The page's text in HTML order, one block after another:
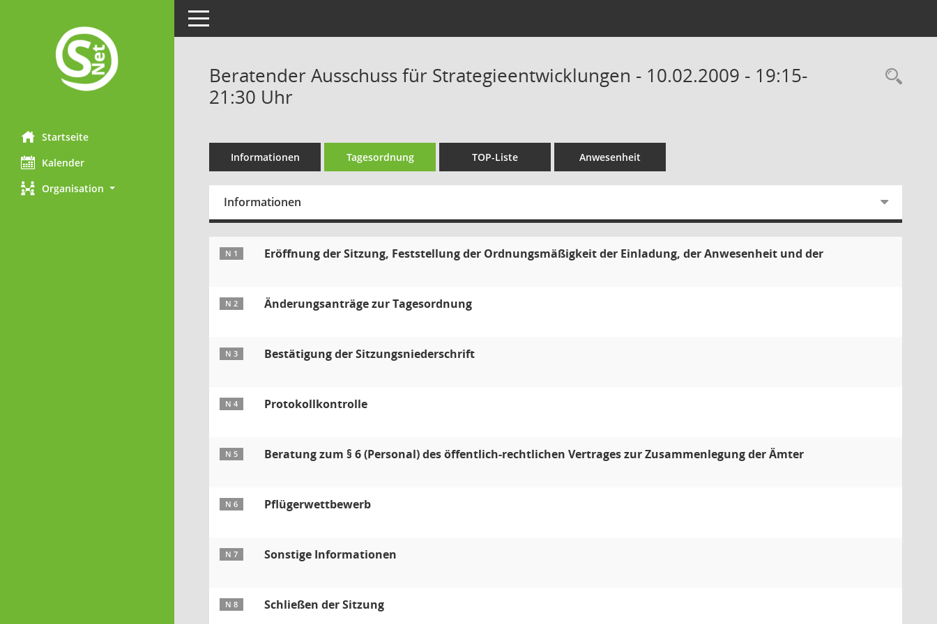
Startseite
Kalender
Organisation
Toggle navigation
Beratender Ausschuss für Strategieentwicklungen - 10.02.2009 - 19:15-
21:30 Uhr
Informationen Tagesordnung TOP-Liste Anwesenheit
Informationen
N 1 Eröffnung der Sitzung, Feststellung der Ordnungsmäßigkeit der Einladung, der Anwesenheit und der
N 2 Änderungsanträge zur Tagesordnung
N 3 Bestätigung der Sitzungsniederschrift
N 4 Protokollkontrolle
N 5 Beratung zum § 6 (Personal) des öffentlich-rechtlichen Vertrages zur Zusammenlegung der Ämter
N 6 Pflügerwettbewerb
N 7 Sonstige Informationen
N 8 Schließen der Sitzung